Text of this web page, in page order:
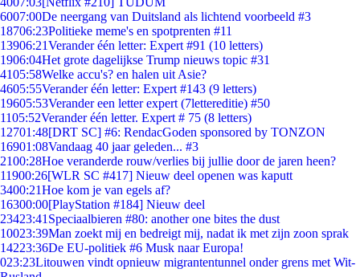
6007:00De neergang van Duitsland als lichtend voorbeeld #3
18706:23Politieke meme's en spotprenten #11
13906:21Verander één letter: Expert #91 (10 letters)
1906:04Het grote dagelijkse Trump nieuws topic #31
4105:58Welke accu's? en halen uit Asie?
4605:55Verander één letter: Expert #143 (9 letters)
19605:53Verander een letter expert (7lettereditie) #50
1105:52Verander één letter. Expert # 75 (8 letters)
12701:48[DRT SC] #6: RendacGoden sponsored by TONZON
16901:08Vandaag 40 jaar geleden... #3
2100:28Hoe veranderde rouw/verlies bij jullie door de jaren heen?
11900:26[WLR SC #417] Nieuw deel openen was kaputt
3400:21Hoe kom je van egels af?
16300:00[PlayStation #184] Nieuw deel
23423:41 Speciaalbieren #80: another one bites the dust
10023:39Man zoekt mij en bedreigt mij, nadat ik met zijn zoon sprak
14223:36De EU-politiek #6 Musk naar Europa!
023:23Litouwen vindt opnieuw migrantentunnel onder grens met Wit-